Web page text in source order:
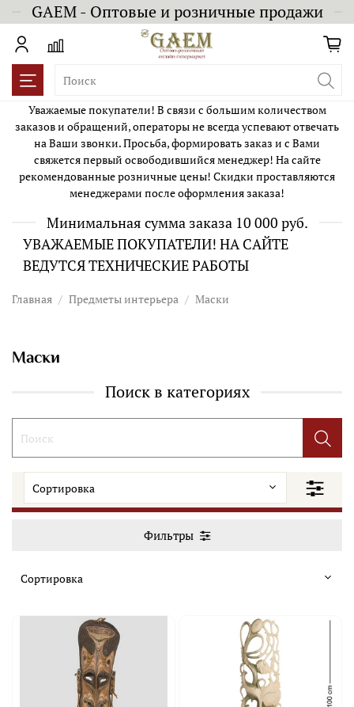
GAEM - Оптовые и розничные продажи
Уважаемые покупатели! В связи с большим количеством
заказов и обращений, операторы не всегда успевают отвечать
на Ваши звонки. Просьба, формировать заказ и с Вами
свяжется первый освободившийся менеджер! На сайте
рекомендованные розничные цены! Скидки проставляются
менеджерами после оформления заказа!
Минимальная сумма заказа 10 000 руб.
УВАЖАЕМЫЕ ПОКУПАТЕЛИ! НА САЙТЕ
ВЕДУТСЯ ТЕХНИЧЕСКИЕ РАБОТЫ
Главная Предметы интерьера Маски
Маски
Поиск в категориях
Фильтры